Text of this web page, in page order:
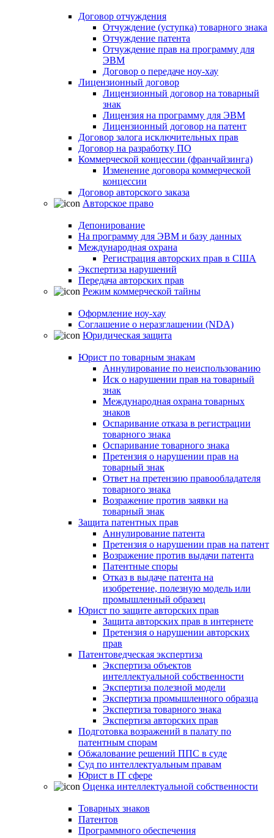
Договор отчуждения
Отчуждение (уступка) товарного знака
Отчуждение патента
Отчуждение прав на программу для
ЭВМ
Договор о передаче ноу-хау
Лицензионный договор
Лицензионный договор на товарный
знак
Лицензия на программу для ЭВМ
Лицензионный договор на патент
Договор залога исключительных прав
Договор на разработку ПО
Коммерческой концессии (франчайзинга)
Изменение договора коммерческой
концессии
Договор авторского заказа
Авторское право
Депонирование
На программу для ЭВМ и базу данных
Международная охрана
Регистрация авторских прав в США
Экспертиза нарушений
Передача авторских прав
Режим коммерческой тайны
Оформление ноу-хау
Соглашение о неразглашении (NDA)
Юридическая защита
Юрист по товарным знакам
Аннулирование по неиспользованию
Иск о нарушении прав на товарный
знак
Международная охрана товарных
знаков
Оспаривание отказа в регистрации
товарного знака
Оспаривание товарного знака
Претензия о нарушении прав на
товарный знак
Ответ на претензию правообладателя
товарного знака
Возражение против заявки на
товарный знак
Защита патентных прав
Аннулирование патента
Претензия о нарушении прав на патент
Возражение против выдачи патента
Патентные споры
Отказ в выдаче патента на
изобретение, полезную модель или
промышленный образец
Юрист по защите авторских прав
Защита авторских прав в интернете
Претензия о нарушении авторских
прав
Патентоведческая экспертиза
Экспертиза объектов
интеллектуальной собственности
Экспертиза полезной модели
Экспертиза промышленного образца
Экспертиза товарного знака
Экспертиза авторских прав
Подготовка возражений в палату по
патентным спорам
Обжалование решений ППС в суде
Суд по интеллектуальным правам
Юрист в IT сфере
Оценка интеллектуальной собственности
Товарных знаков
Патентов
Программного обеспечения